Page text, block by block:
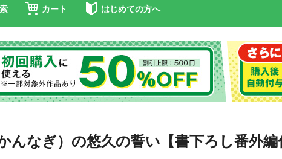
カート はじめての方へ
なぎ）の悠久の誓い【書下ろし番外編